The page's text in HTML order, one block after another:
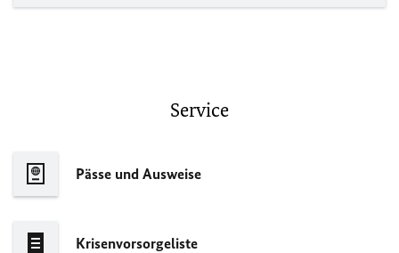
Service
Pässe und Ausweise
Krisenvorsorgeliste